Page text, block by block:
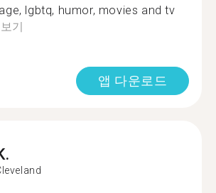
lgbtq, humor, movies and tv
기
앱 다운로드